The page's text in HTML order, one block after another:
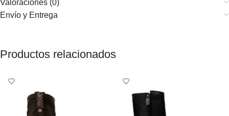
Valoraciones (0)
Envío y Entrega
Productos relacionados